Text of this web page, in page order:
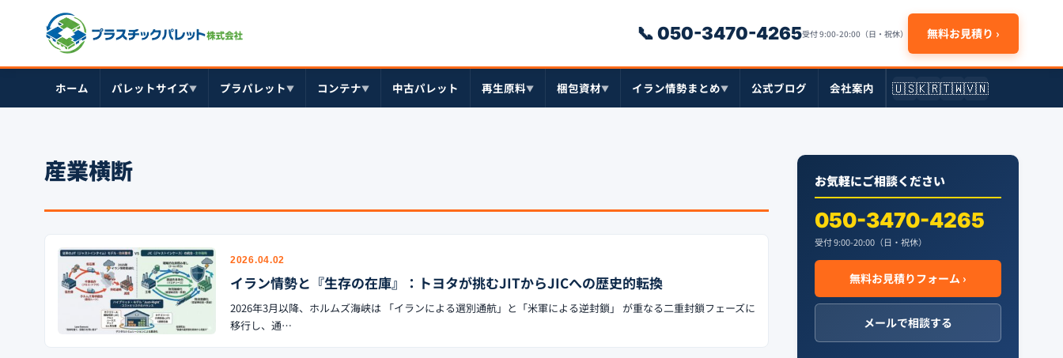
📞 050-3470-4265受付 9:00-20:00（日・祝休） 無料お見積り ›
ホーム パレットサイズ▼ プラパレット▼ コンテナ▼ 中古パレット 再生原料▼ 梱包資材▼ イラン情勢まとめ▼ 公式ブログ 会社案内 🇺🇸🇰🇷🇹🇼🇻🇳
産業横断
2026.04.02
イラン情勢と『生存の在庫』：トヨタが挑むJITからJICへの歴史的転換
2026年3月以降、ホルムズ海峡は 「イランによる選別通航」と「米軍による逆封鎖」 が重なる二重封鎖フェーズに
移行し、通…
お気軽にご相談ください
050-3470-4265
受付 9:00-20:00（日・祝休）
無料お見積りフォーム ›
メールで相談する